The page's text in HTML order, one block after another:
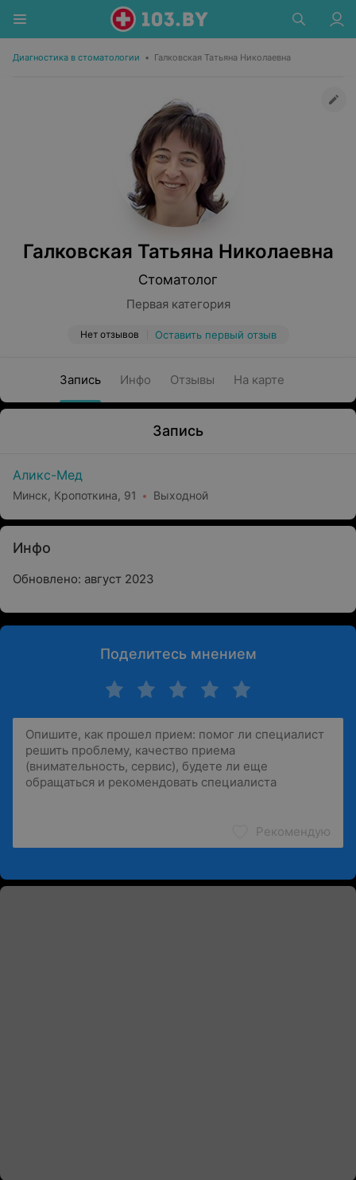
Диагностика в стоматологии • Галковская Татьяна Николаевна
Галковская Татьяна Николаевна
Стоматолог
Первая категория
Нет отзывов Оставить первый отзыв
Запись Инфо Отзывы На карте
Запись
Аликс-Мед
Минск, Кропоткина, 91 Выходной
Инфо
Обновлено: август 2023
Поделитесь мнением
Рекомендую